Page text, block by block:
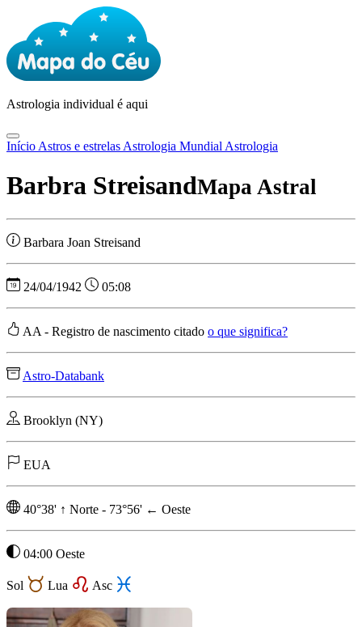
Astrologia individual é aqui
Início Astros e estrelas Astrologia Mundial Astrologia
Barbra StreisandMapa Astral
Barbara Joan Streisand
24/04/1942 05:08
AA - Registro de nascimento citado o que significa?
Astro-Databank
Brooklyn (NY)
EUA
40°38' ↑ Norte - 73°56' ← Oeste
04:00 Oeste
Sol Lua Asc